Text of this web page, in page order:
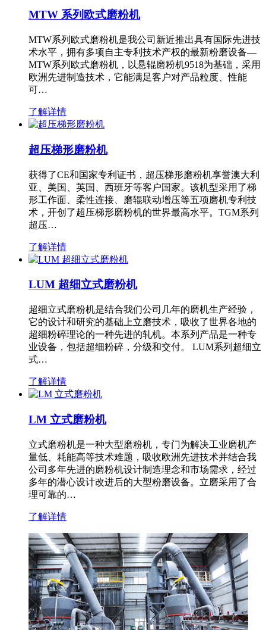
MTW 系列欧式磨粉机
MTW系列欧式磨粉机是我公司新近推出具有国际先进技
术水平，拥有多项自主专利技术产权的最新粉磨设备—
MTW系列欧式磨粉机，以悬辊磨粉机9518为基础，采用
欧洲先进制造技术，它能满足客户对产品粒度、性能
可…
了解详情
超压梯形磨粉机
获得了CE和国家专利证书，超压梯形磨粉机享誉澳大利
亚、美国、英国、西班牙等客户国家。该机型采用了梯
形工作面、柔性连接、磨辊联动增压等五项磨机专利技
术，开创了超压梯形磨粉机的世界最高水平。TGM系列
超压…
了解详情
LUM 超细立式磨粉机
超细立式磨粉机是结合我们公司几年的磨机生产经验，
它的设计和研究的基础上立磨技术，吸收了世界各地的
超细粉碎理论的一种先进的轧机。本系列产品是一种专
业设备，包括超细粉碎，分级和交付。 LUM系列超细立
式…
了解详情
LM 立式磨粉机
立式磨粉机是一种大型磨粉机，专门为解决工业磨机产
量低、耗能高等技术难题，吸收欧洲先进技术并结合我
公司多年先进的磨粉机设计制造理念和市场需求，经过
多年的潜心设计改进后的大型粉磨设备。立磨采用了合
理可靠的…
了解详情